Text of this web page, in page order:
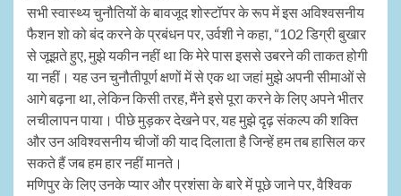
सभी स्वास्थ्य चुनौतियों के बावजूद शोस्टॉपर के रूप में इस अविश्वसनीय
फैशन शो को बंद करने के प्रबंधन पर, उर्वशी ने कहा, “102 डिग्री बुखार
से जूझते हुए, मुझे यकीन नहीं था कि मेरे पास इससे उबरने की ताकत होगी
या नहीं। यह उन चुनौतीपूर्ण क्षणों में से एक था जहां मुझे अपनी सीमाओं से
आगे बढ़ना था, लेकिन किसी तरह, मैंने इसे पूरा करने के लिए अपने भीतर
लचीलापन पाया। पीछे मुड़कर देखने पर, यह मुझे दृढ़ संकल्प की शक्ति
और उन अविश्वसनीय चीजों की याद दिलाता है जिन्हें हम तब हासिल कर
सकते हैं जब हम हार नहीं मानते।
मणिपुर के लिए उनके प्यार और प्रशंसा के बारे में पूछे जाने पर, वैश्विक